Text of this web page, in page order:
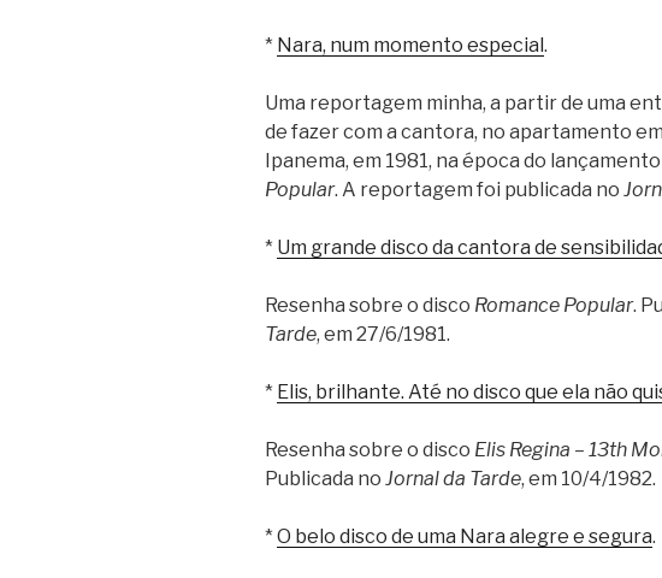
* Nara, num momento especial.
Uma reportagem minha, a partir de uma
de fazer com a cantora, no apartamento
Ipanema, em 1981, na época do
Popular. A reportagem foi publicada no
* Um grande disco da cantora de
Resenha sobre o disco Romance Popular.
Tarde, em 27/6/1981.
* Elis, brilhante. Até no disco que ela não
Resenha sobre o disco Elis Regina – 13th
Publicada no Jornal da Tarde, em 10/4/1982.
* O belo disco de uma Nara alegre e segura.